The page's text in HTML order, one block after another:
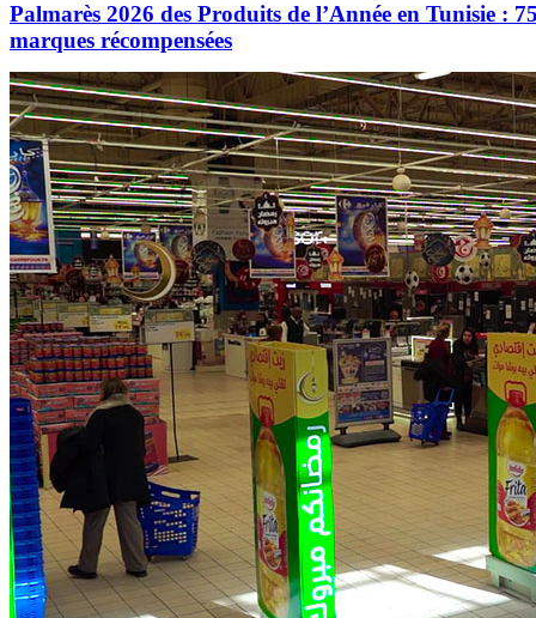
Palmarès 2026 des Produits de l’Année en Tunisie :
marques récompensées